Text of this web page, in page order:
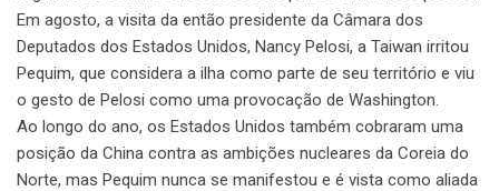
Em agosto, a visita da então presidente da Câmara dos
Deputados dos Estados Unidos, Nancy Pelosi, a Taiwan irritou
Pequim, que considera a ilha como parte de seu território e viu
o gesto de Pelosi como uma provocação de Washington.
Ao longo do ano, os Estados Unidos também cobraram uma
posição da China contra as ambições nucleares da Coreia do
Norte, mas Pequim nunca se manifestou e é vista como aliada